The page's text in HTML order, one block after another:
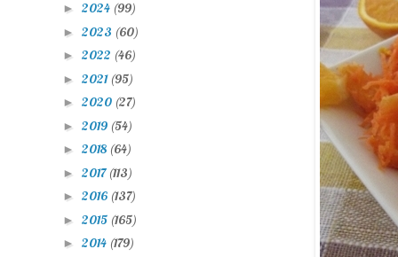
► 2024 (99)
► 2023 (60)
► 2022 (46)
► 2021 (95)
► 2020 (27)
► 2019 (54)
► 2018 (64)
► 2017(113)
► 2016 (137)
► 2015 (165)
► 2014 (179)